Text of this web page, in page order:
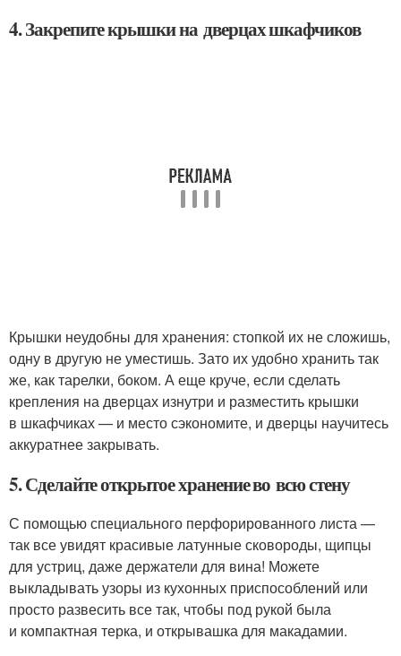
4. Закрепите крышки на дверцах шкафчиков
Крышки неудобны для хранения: стопкой их не сложишь,
одну в другую не уместишь. Зато их удобно хранить так
же, как тарелки, боком. А еще круче, если сделать
крепления на дверцах изнутри и разместить крышки
в шкафчиках — и место сэкономите, и дверцы научитесь
аккуратнее закрывать.
5. Сделайте открытое хранение во всю стену
С помощью специального перфорированного листа —
так все увидят красивые латунные сковороды, щипцы
для устриц, даже держатели для вина! Можете
выкладывать узоры из кухонных приспособлений или
просто развесить все так, чтобы под рукой была
и компактная терка, и открывашка для макадамии.